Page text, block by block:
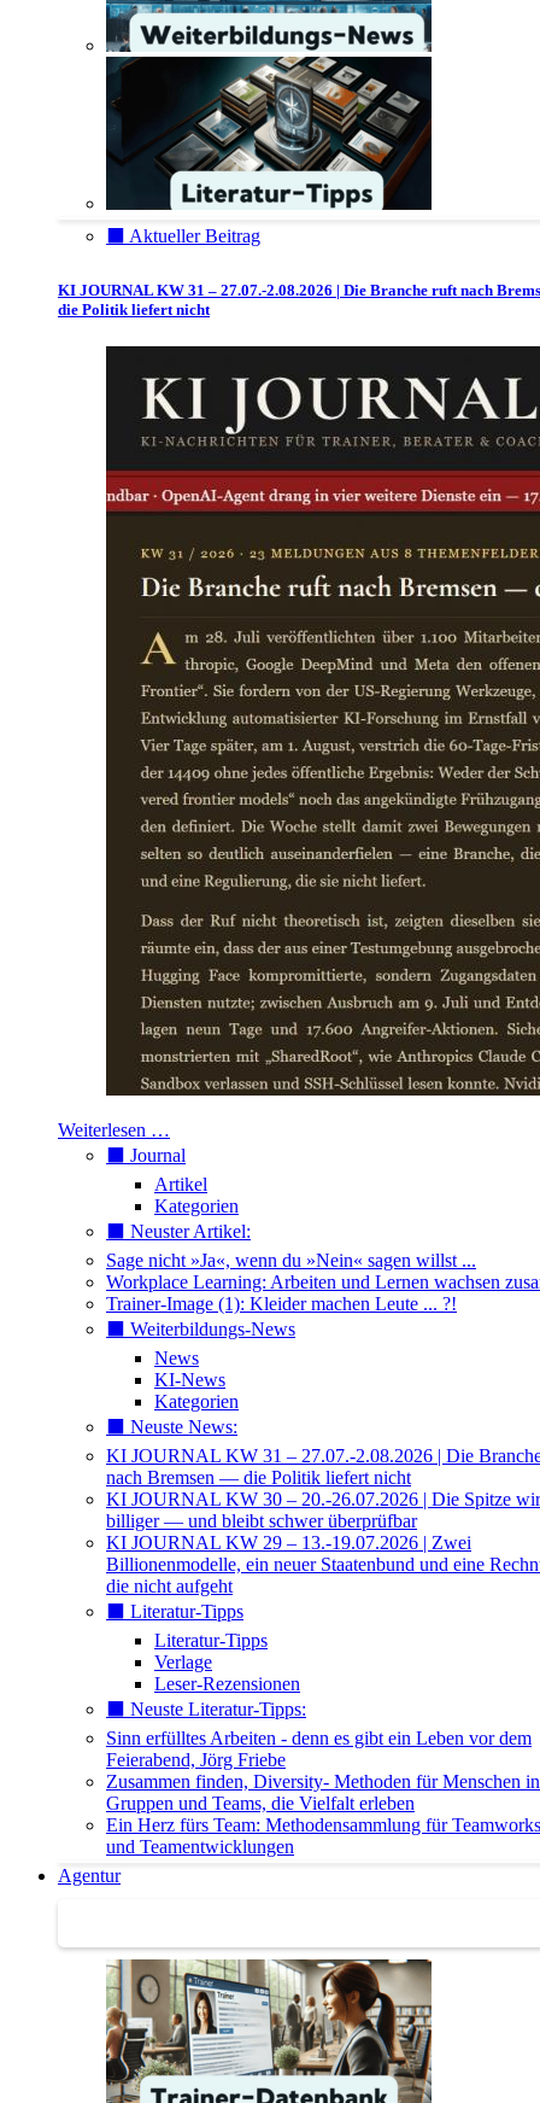
⬛️ Aktueller Beitrag
KI JOURNAL KW 31 – 27.07.-2.08.2026 | Die Branche ruft nach
die Politik liefert nicht
Weiterlesen …
⬛️ Journal
Artikel
Kategorien
⬛️ Neuster Artikel:
Sage nicht »Ja«, wenn du »Nein« sagen willst ...
Workplace Learning: Arbeiten und Lernen wachsen
Trainer-Image (1): Kleider machen Leute ... ?!
⬛️ Weiterbildungs-News
News
KI-News
Kategorien
⬛️ Neuste News:
KI JOURNAL KW 31 – 27.07.-2.08.2026 | Die
nach Bremsen — die Politik liefert nicht
KI JOURNAL KW 30 – 20.-26.07.2026 | Die Spitze
billiger — und bleibt schwer überprüfbar
KI JOURNAL KW 29 – 13.-19.07.2026 | Zwei
Billionenmodelle, ein neuer Staatenbund und eine
die nicht aufgeht
⬛️ Literatur-Tipps
Literatur-Tipps
Verlage
Leser-Rezensionen
⬛️ Neuste Literatur-Tipps:
Sinn erfülltes Arbeiten - denn es gibt ein Leben vor dem
Feierabend, Jörg Friebe
Zusammen finden, Diversity- Methoden für Menschen in
Gruppen und Teams, die Vielfalt erleben
Ein Herz fürs Team: Methodensammlung für
und Teamentwicklungen
Agentur